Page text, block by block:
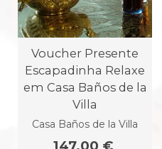
Voucher Presente
Escapadinha Relaxe
em Casa Baños de la
Villa
Casa Baños de la Villa